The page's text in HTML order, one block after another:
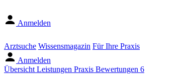
Anmelden
Arztsuche Wissensmagazin Für Ihre Praxis
Anmelden
Übersicht Leistungen Praxis Bewertungen 6